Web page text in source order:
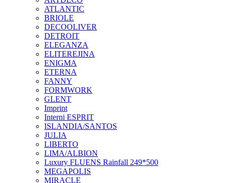
ATLANTIC
BRIOLE
DECOOLIVER
DETROIT
ELEGANZA
ELITEREJINA
ENIGMA
ETERNA
FANNY
FORMWORK
GLENT
Imprint
Interni ESPRIT
ISLANDIA/SANTOS
JULIA
LIBERTO
LIMA/ALBION
Luxury FLUENS Rainfall 249*500
MEGAPOLIS
MIRACLE